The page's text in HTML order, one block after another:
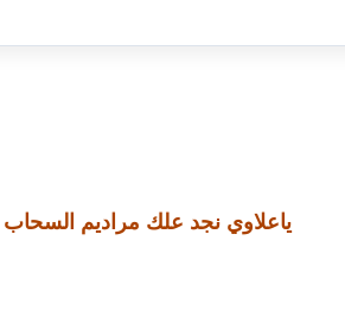
ياعلاوي نجد علك مراديم السحاب